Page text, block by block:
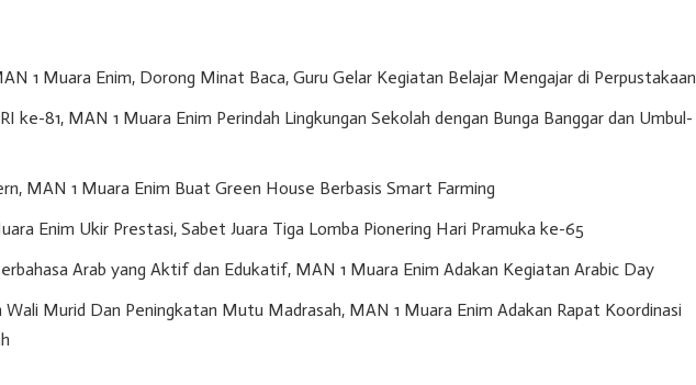
1 Muara Enim, Dorong Minat Baca, Guru Gelar Kegiatan Belajar Mengajar di Perpustakaan
ke-81, MAN 1 Muara Enim Perindah Lingkungan Sekolah dengan Bunga Banggar dan Umbul-
MAN 1 Muara Enim Buat Green House Berbasis Smart Farming
Enim Ukir Prestasi, Sabet Juara Tiga Lomba Pionering Hari Pramuka ke-65
Arab yang Aktif dan Edukatif, MAN 1 Muara Enim Adakan Kegiatan Arabic Day
Murid Dan Peningkatan Mutu Madrasah, MAN 1 Muara Enim Adakan Rapat Koordinasi